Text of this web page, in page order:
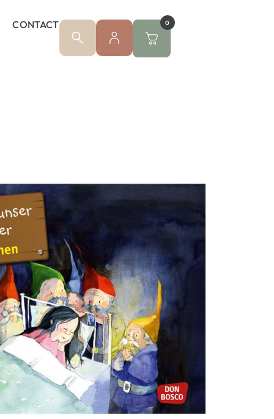
CONTACT 0